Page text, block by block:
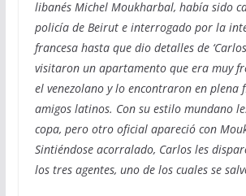
libanés Michel Moukharbal, había sido
policía de Beirut e interrogado por la
francesa hasta que dio detalles de
visitaron un apartamento que era muy
el venezolano y lo encontraron en plena
amigos latinos. Con su estilo mundano
copa, pero otro oficial apareció con
Sintiéndose acorralado, Carlos les
los tres agentes, uno de los cuales se